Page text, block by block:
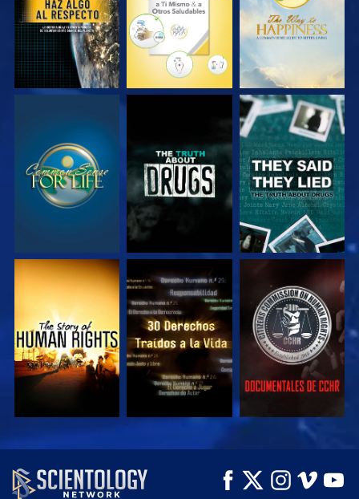
VE VE
VE VE VE
VE
EXPLORA LAS
SERIES